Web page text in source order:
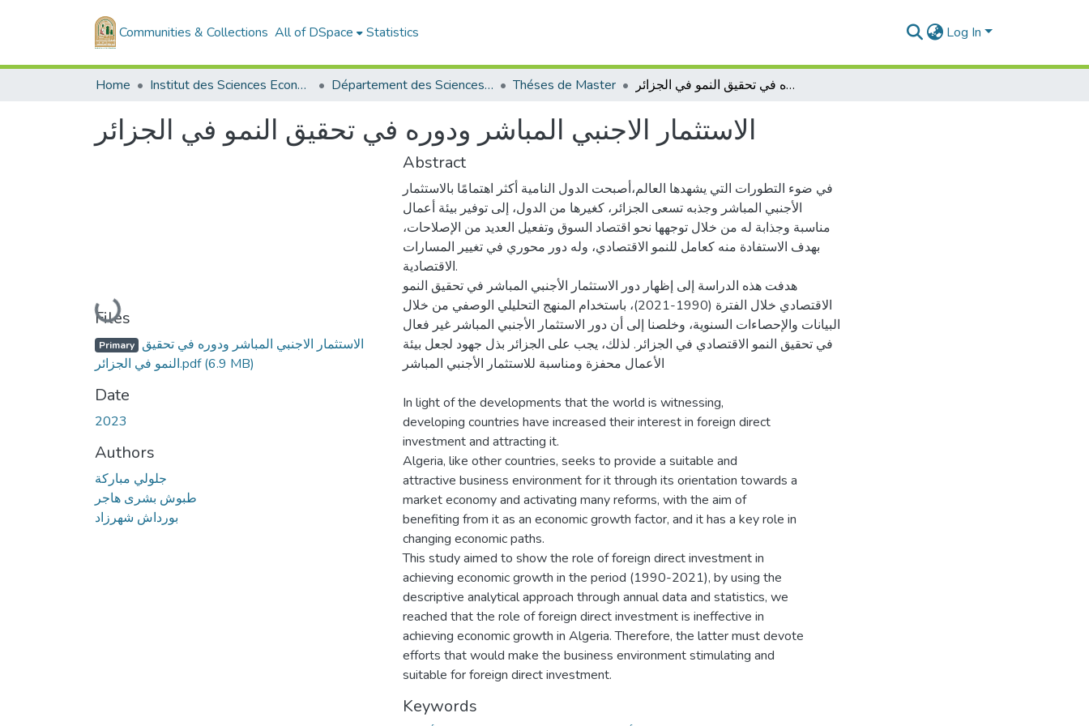
Communities & Collections All of DSpace Statistics Log In
Home Institut des Sciences Economiques, Commerciales et des Sciences de Gestion Département des Sciences de Gestion Théses de Master الاستثمار الاجنبي المباشر ودوره في تحقيق النمو في الجزائر
الاستثمار الاجنبي المباشر ودوره في تحقيق النمو في الجزائر
Loading...
Files
Primary الاستثمار الاجنبي المباشر ودوره في تحقيق
النمو في الجزائر.pdf(6.9 MB)
Date
2023
Authors
جلولي مباركة
طبوش بشرى هاجر
بورداش شهرزاد
Abstract
في ضوء التطورات التي يشهدها العالم،أصبحت الدول النامية أكثر اهتمامًا بالاستثمار
الأجنبي المباشر وجذبه تسعى الجزائر، كغيرها من الدول، إلى توفير بيئة أعمال
مناسبة وجذابة له من خلال توجهها نحو اقتصاد السوق وتفعيل العديد من الإصلاحات،
بهدف الاستفادة منه كعامل للنمو الاقتصادي، وله دور محوري في تغيير المسارات
الاقتصادية.
هدفت هذه الدراسة إلى إظهار دور الاستثمار الأجنبي المباشر في تحقيق النمو
الاقتصادي خلال الفترة (1990-2021)، باستخدام المنهج التحليلي الوصفي من خلال
البيانات والإحصاءات السنوية، وخلصنا إلى أن دور الاستثمار الأجنبي المباشر غير فعال
في تحقيق النمو الاقتصادي في الجزائر. لذلك، يجب على الجزائر بذل جهود لجعل بيئة
الأعمال محفزة ومناسبة للاستثمار الأجنبي المباشر
In light of the developments that the world is witnessing,
developing countries have increased their interest in foreign direct
investment and attracting it.
Algeria, like other countries, seeks to provide a suitable and
attractive business environment for it through its orientation towards a
market economy and activating many reforms, with the aim of
benefiting from it as an economic growth factor, and it has a key role in
changing economic paths.
This study aimed to show the role of foreign direct investment in
achieving economic growth in the period (1990-2021), by using the
descriptive analytical approach through annual data and statistics, we
reached that the role of foreign direct investment is ineffective in
achieving economic growth in Algeria. Therefore, the latter must devote
efforts that would make the business environment stimulating and
suitable for foreign direct investment.
Keywords